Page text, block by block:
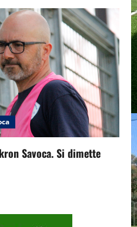
Savoca. Si dimette